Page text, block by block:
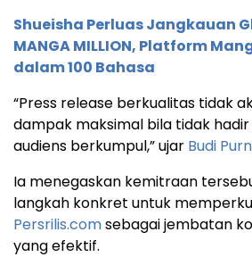
Shueisha Perluas Jangkauan
MANGA MILLION, Platform
dalam 100 Bahasa
“Press release berkualitas tidak
dampak maksimal bila tidak
audiens berkumpul,” ujar Budi
Ia menegaskan kemitraan
langkah konkret untuk
Persrilis.comsebagai jembatan
yang efektif.